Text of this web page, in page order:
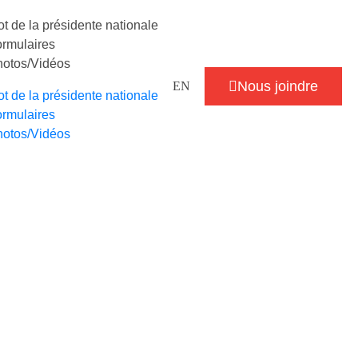
de la présidente nationale
Vidéos
de la présidente nationale
Vidéos
EN Nous joindre